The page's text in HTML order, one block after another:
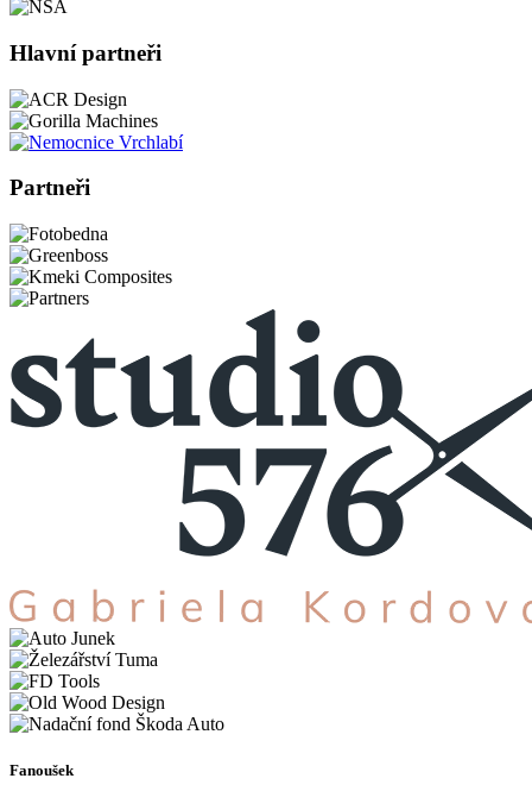
Hlavní partneři
Partneři
Fanoušek